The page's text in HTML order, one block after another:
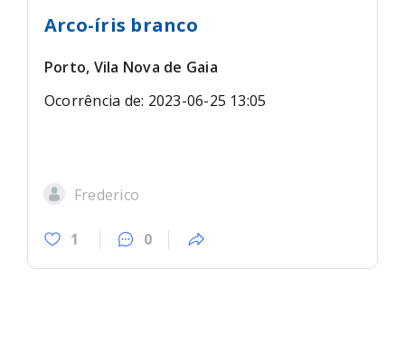
Arco-íris branco
Porto, Vila Nova de Gaia
Ocorrência de: 2023-06-25 13:05
Frederico
1 0